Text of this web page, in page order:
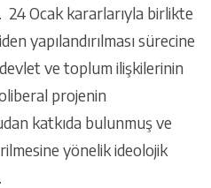
. 24 Ocak kararlarıyla birlikte
yapılandırılması sürecine
ve toplum ilişkilerinin
projenin
katkıda bulunmuş ve
yönelik ideolojik
.